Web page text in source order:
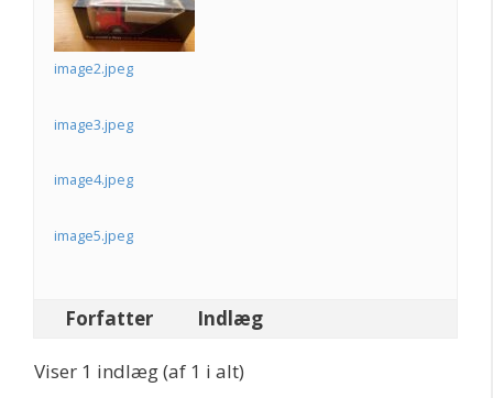
image2.jpeg
image3.jpeg
image4.jpeg
image5.jpeg
Forfatter Indlæg
Viser 1 indlæg (af 1 i alt)